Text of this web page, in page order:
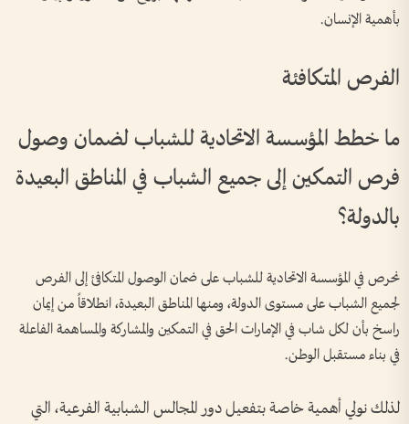
بأهمية الإنسان.
الفرص المتكافئة
ما خطط المؤسسة الاتحادية للشباب لضمان وصول
فرص التمكين إلى جميع الشباب في المناطق البعيدة
بالدولة؟
نحرص في المؤسسة الاتحادية للشباب على ضمان الوصول المتكافئ إلى الفرص
لجميع الشباب على مستوى الدولة، ومنها المناطق البعيدة، انطلاقاً من إيمان
راسخ بأن لكل شاب في الإمارات الحق في التمكين والمشاركة والمساهمة الفاعلة
في بناء مستقبل الوطن.
لذلك نولي أهمية خاصة بتفعيل دور المجالس الشبابية الفرعية، التي